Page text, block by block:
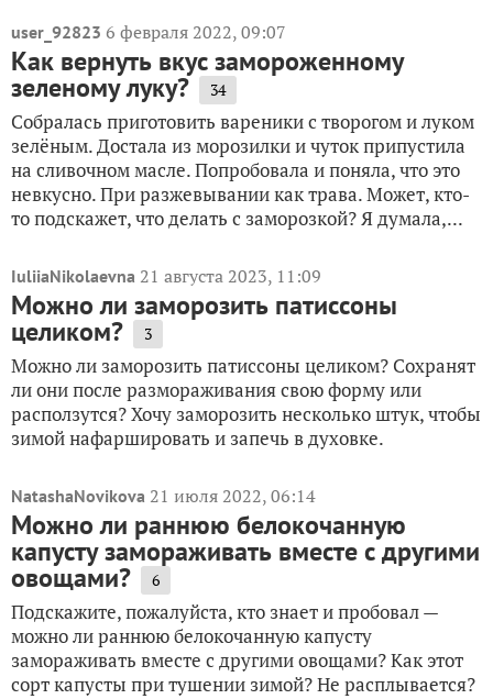
user_92823 6 февраля 2022, 09:07
Как вернуть вкус замороженному
зеленому луку? 34
Собралась приготовить вареники с творогом и луком
зелёным. Достала из морозилки и чуток припустила
на сливочном масле. Попробовала и поняла, что это
невкусно. При разжевывании как трава. Может, кто-
то подскажет, что делать с заморозкой? Я думала,...
IuliiaNikolaevna 21 августа 2023, 11:09
Можно ли заморозить патиссоны
целиком? 3
Можно ли заморозить патиссоны целиком? Сохранят
ли они после размораживания свою форму или
расползутся? Хочу заморозить несколько штук, чтобы
зимой нафаршировать и запечь в духовке.
NatashaNovikova 21 июля 2022, 06:14
Можно ли раннюю белокочанную
капусту замораживать вместе с другими
овощами? 6
Подскажите, пожалуйста, кто знает и пробовал —
можно ли раннюю белокочанную капусту
замораживать вместе с другими овощами? Как этот
сорт капусты при тушении зимой? Не расплывается?